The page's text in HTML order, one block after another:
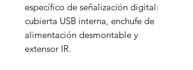
específico de señalización digital:
cubierta USB interna, enchufe de
alimentación desmontable y
extensor IR.